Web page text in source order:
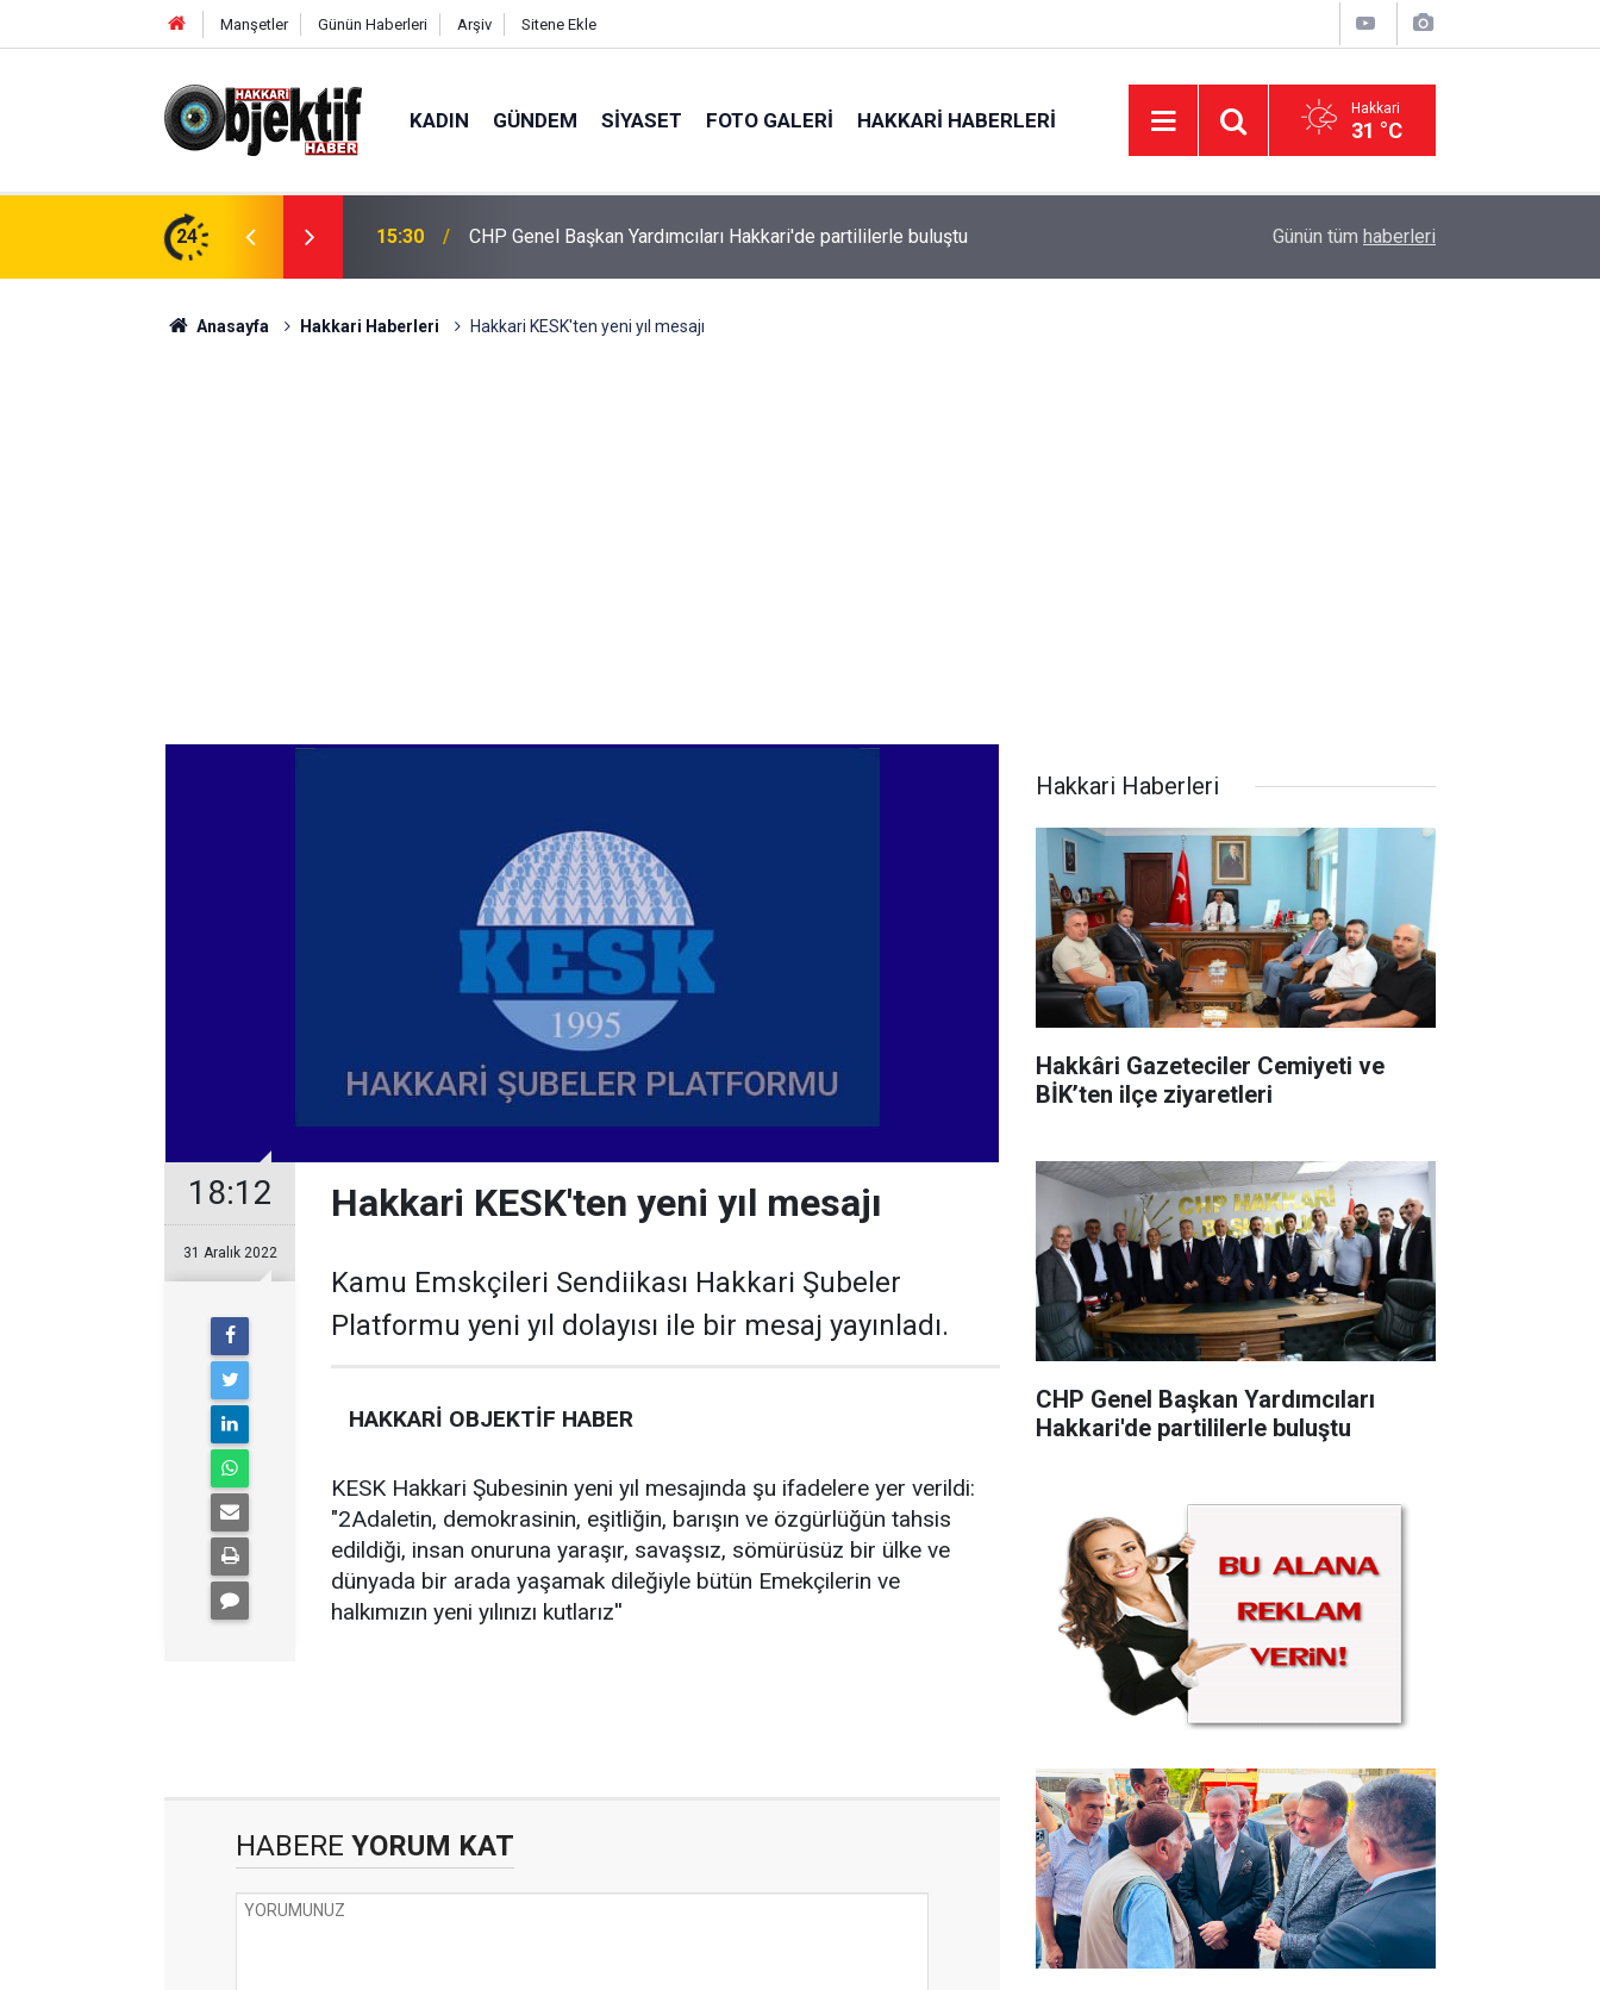
Manşetler Günün Haberleri Arşiv Sitene Ekle
KADIN GÜNDEM SIYASET FOTO GALERI HAKKARI HABERLERI Hakkari
31 °C
24
ilçe ziyaretleri 15:30 CHP Genel Başkan Yardımcıları Hakkari'de partililerle buluştu AK Parti Hakkâri teşkilatı Şemdinli'de
Günün tüm haberleri
Anasayfa Hakkari Haberleri Hakkari KESK'ten yeni yıl mesajı
18:12
31 Aralık 2022
Hakkari KESK'ten yeni yıl mesajı
Kamu Emskçileri Sendiikası Hakkari Şubeler
Platformu yeni yıl dolayısı ile bir mesaj yayınladı.
HAKKARİ OBJEKTİF HABER
KESK Hakkari Şubesinin yeni yıl mesajında şu ifadelere yer verildi:
"2Adaletin, demokrasinin, eşitliğin, barışın ve özgürlüğün tahsis
edildiği, insan onuruna yaraşır, savaşsız, sömürüsüz bir ülke ve
dünyada bir arada yaşamak dileğiyle bütün Emekçilerin ve
halkımızın yeni yılınızı kutlarız''
HABERE YORUM KAT
Hakkari Haberleri
Hakkâri Gazeteciler Cemiyeti ve
BİK’ten ilçe ziyaretleri
CHP Genel Başkan Yardımcıları
Hakkari'de partililerle buluştu